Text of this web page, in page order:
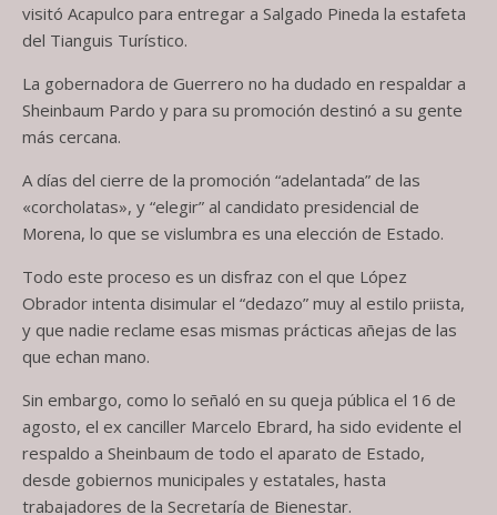
visitó Acapulco para entregar a Salgado Pineda la estafeta
del Tianguis Turístico.
La gobernadora de Guerrero no ha dudado en respaldar a
Sheinbaum Pardo y para su promoción destinó a su gente
más cercana.
A días del cierre de la promoción “adelantada” de las
«corcholatas», y “elegir” al candidato presidencial de
Morena, lo que se vislumbra es una elección de Estado.
Todo este proceso es un disfraz con el que López
Obrador intenta disimular el “dedazo” muy al estilo priista,
y que nadie reclame esas mismas prácticas añejas de las
que echan mano.
Sin embargo, como lo señaló en su queja pública el 16 de
agosto, el ex canciller Marcelo Ebrard, ha sido evidente el
respaldo a Sheinbaum de todo el aparato de Estado,
desde gobiernos municipales y estatales, hasta
trabajadores de la Secretaría de Bienestar.